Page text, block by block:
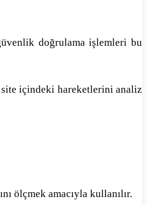
doğrulama işlemleri bu
içindeki hareketlerini analiz
ölçmek amacıyla kullanılır.